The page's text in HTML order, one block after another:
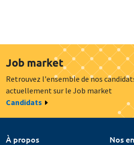
Job market
Retrouvez l'ensemble de nos
actuellement sur le Job market
Candidats
À propos
Nos